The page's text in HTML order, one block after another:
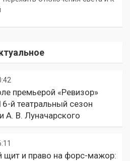
премьерой «Ревизор»
й театральный сезон
А. В. Луначарского
щит и право на форс-мажор: